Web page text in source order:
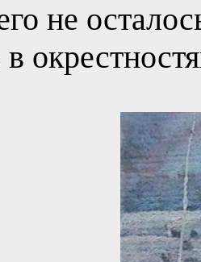
не
в